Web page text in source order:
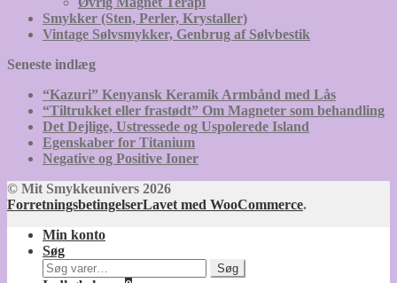
Smykker (Sten, Perler, Krystaller)
Vintage Sølvsmykker, Genbrug af Sølvbestik
Seneste indlæg
“Kazuri” Kenyansk Keramik Armbånd med Lås
“Tiltrukket eller frastødt” Om Magneter som behandling
Det Dejlige, Ustressede og Uspolerede Island
Egenskaber for Titanium
Negative og Positive Ioner
© Mit Smykkeunivers 2026
ForretningsbetingelserLavet med WooCommerce.
Min konto
Søg
Søg
Søg